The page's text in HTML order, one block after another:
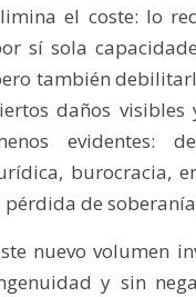
el coste: lo
sí sola
también
daños
evidentes:
burocracia,
pérdida de
nuevo volumen
y sin